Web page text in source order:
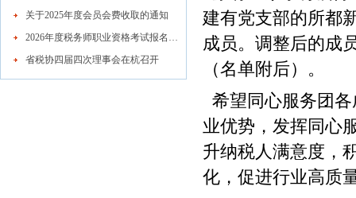
关于2025年度会员会费收取的通知
2026年度税务师职业资格考试报名公告
省税协四届四次理事会在杭召开
建有党支部的所都
成员。调整后的成
（名单附后）。
希望同心服务团
业优势，发挥同心
升纳税人满意度，
化，促进行业高质